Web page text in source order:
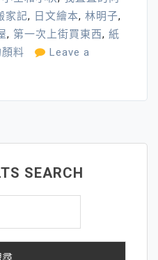
家記, 日文繪本, 林明子,
, 第一次上街買東西, 紙
料
Leave a
SEARCH